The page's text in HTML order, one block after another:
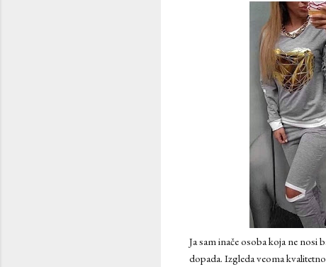
Ja sam inače osoba koja ne
dopada. Izgleda veoma